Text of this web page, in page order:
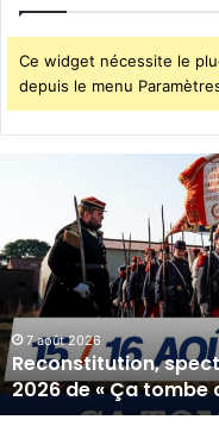
Ce widget nécessite le
depuis le menu
cinéma
pour
l’édition
2026
de
«
Ça
tombe
7 août 2026
Reconstitution,
2026 de « Ça